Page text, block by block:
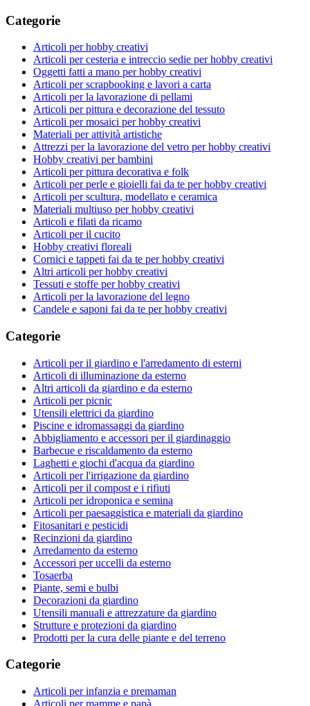
Categorie
Articoli per hobby creativi
Articoli per cesteria e intreccio sedie per hobby creativi
Oggetti fatti a mano per hobby creativi
Articoli per scrapbooking e lavori a carta
Articoli per la lavorazione di pellami
Articoli per pittura e decorazione del tessuto
Articoli per mosaici per hobby creativi
Materiali per attività artistiche
Attrezzi per la lavorazione del vetro per hobby creativi
Hobby creativi per bambini
Articoli per pittura decorativa e folk
Articoli per perle e gioielli fai da te per hobby creativi
Articoli per scultura, modellato e ceramica
Materiali multiuso per hobby creativi
Articoli e filati da ricamo
Articoli per il cucito
Hobby creativi floreali
Cornici e tappeti fai da te per hobby creativi
Altri articoli per hobby creativi
Tessuti e stoffe per hobby creativi
Articoli per la lavorazione del legno
Candele e saponi fai da te per hobby creativi
Categorie
Articoli per il giardino e l'arredamento di esterni
Articoli di illuminazione da esterno
Altri articoli da giardino e da esterno
Articoli per picnic
Utensili elettrici da giardino
Piscine e idromassaggi da giardino
Abbigliamento e accessori per il giardinaggio
Barbecue e riscaldamento da esterno
Laghetti e giochi d'acqua da giardino
Articoli per l'irrigazione da giardino
Articoli per il compost e i rifiuti
Articoli per idroponica e semina
Articoli per paesaggistica e materiali da giardino
Fitosanitari e pesticidi
Recinzioni da giardino
Arredamento da esterno
Accessori per uccelli da esterno
Tosaerba
Piante, semi e bulbi
Decorazioni da giardino
Utensili manuali e attrezzature da giardino
Strutture e protezioni da giardino
Prodotti per la cura delle piante e del terreno
Categorie
Articoli per infanzia e premaman